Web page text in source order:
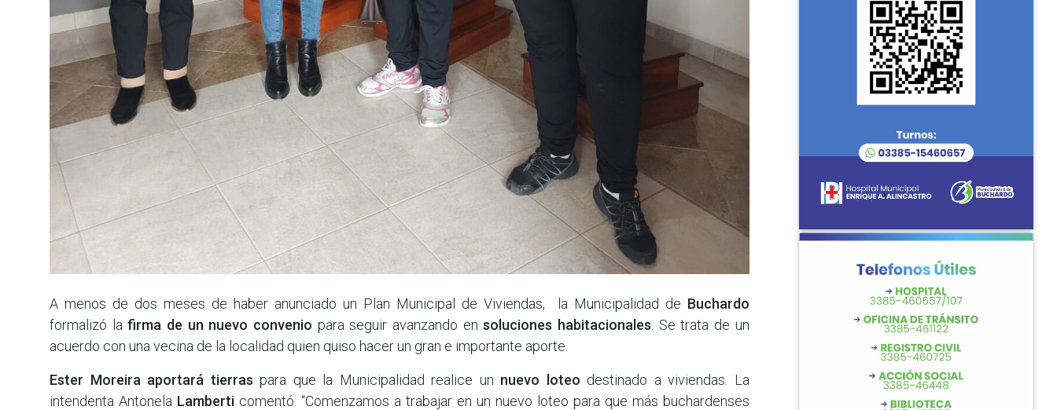
A menos de dos meses de haber anunciado un Plan Municipal de Viviendas, la Municipalidad de Buchardo
formalizó lafirma de un nuevo convenio para seguir avanzando ensoluciones habitacionales. Se trata de un
acuerdo con una vecina de la localidad quien quiso hacer un gran e importante aporte.
Ester Moreira aportará tierras para que la Municipalidad realice un nuevo loteo destinado a viviendas. La
intendenta Antonela Lamberticomentó: “Comenzamos a trabajar en un nuevo loteo para que más buchardenses